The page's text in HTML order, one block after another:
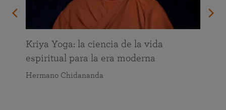
Kriya Yoga: la ciencia de la vida
espiritual para la era moderna
Hermano Chidananda